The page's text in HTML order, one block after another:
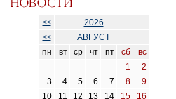
<< 2026
<<
АВГУСТ
пн
вт ср чт пт сб
вс
1
2
3
4 5 6 7 8
9
10
11 12 13 14 15
16